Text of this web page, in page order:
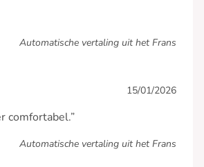
Automatische vertaling uit het Frans
15/01/2026
comfortabel.”
Automatische vertaling uit het Frans